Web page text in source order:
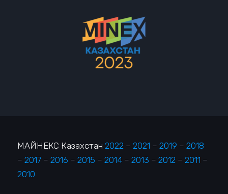
МАЙНЕКС Казахстан2022 – 2021 – 2019 – 2018
– 2017 – 2016 – 2015 – 2014 – 2013 – 2012 – 2011 –
2010